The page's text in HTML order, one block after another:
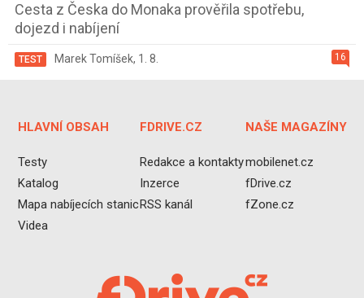
Cesta z Česka do Monaka prověřila spotřebu,
dojezd i nabíjení
16
TEST Marek Tomíšek, 1. 8.
HLAVNÍ OBSAH
Testy
Katalog
Mapa nabíjecích stanic
Videa
FDRIVE.CZ
Redakce a kontakty
Inzerce
RSS kanál
NAŠE MAGAZÍNY
mobilenet.cz
fDrive.cz
fZone.cz